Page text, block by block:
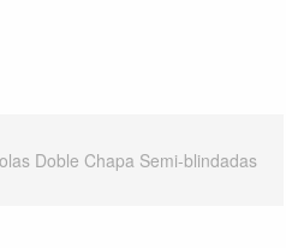
Doble Chapa Semi-blindadas